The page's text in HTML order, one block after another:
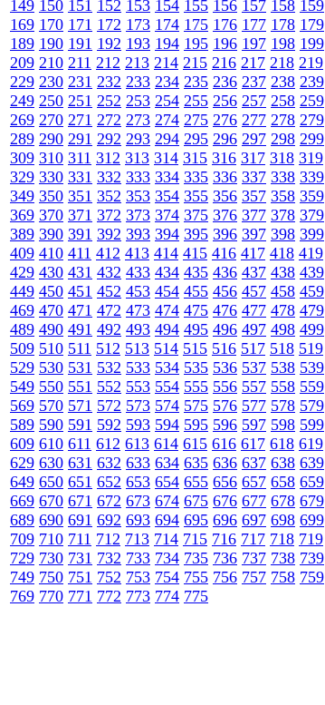
149 150 151 152 153 154 155 156 157 158 159
169 170 171 172 173 174 175 176 177 178 179
189 190 191 192 193 194 195 196 197 198 199
209 210 211 212 213 214 215 216 217 218 219
229 230 231 232 233 234 235 236 237 238 239
249 250 251 252 253 254 255 256 257 258 259
269 270 271 272 273 274 275 276 277 278 279
289 290 291 292 293 294 295 296 297 298 299
309 310 311 312 313 314 315 316 317 318 319
329 330 331 332 333 334 335 336 337 338 339
349 350 351 352 353 354 355 356 357 358 359
369 370 371 372 373 374 375 376 377 378 379
389 390 391 392 393 394 395 396 397 398 399
409 410 411 412 413 414 415 416 417 418 419
429 430 431 432 433 434 435 436 437 438 439
449 450 451 452 453 454 455 456 457 458 459
469 470 471 472 473 474 475 476 477 478 479
489 490 491 492 493 494 495 496 497 498 499
509 510 511 512 513 514 515 516 517 518 519
529 530 531 532 533 534 535 536 537 538 539
549 550 551 552 553 554 555 556 557 558 559
569 570 571 572 573 574 575 576 577 578 579
589 590 591 592 593 594 595 596 597 598 599
609 610 611 612 613 614 615 616 617 618 619
629 630 631 632 633 634 635 636 637 638 639
649 650 651 652 653 654 655 656 657 658 659
669 670 671 672 673 674 675 676 677 678 679
689 690 691 692 693 694 695 696 697 698 699
709 710 711 712 713 714 715 716 717 718 719
729 730 731 732 733 734 735 736 737 738 739
749 750 751 752 753 754 755 756 757 758 759
769 770 771 772 773 774 775